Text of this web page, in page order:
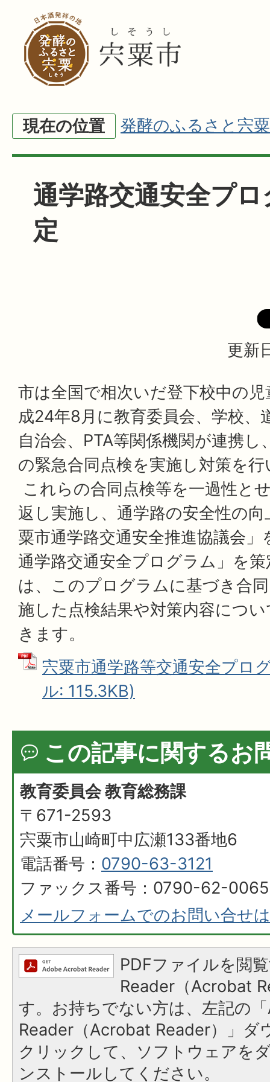
現在の位置 発酵のふるさと宍粟
通学路交通安全プ
定
更新
市は全国で相次いだ登下校中の
成24年8月に教育委員会、学校、
自治会、PTA等関係機関が連携し
の緊急合同点検を実施し対策を
これらの合同点検等を一過性と
返し実施し、通学路の安全性の
粟市通学路交通安全推進協議会
通学路交通安全プログラム」を
は、このプログラムに基づき合
施した点検結果や対策内容につ
きます。
宍粟市通学路等交通安全プロ
ル: 115.3KB)
この記事に関するお
教育委員会 教育総務課
〒671-2593
宍粟市山崎町中広瀬133番地6
電話番号： 0790-63-3121
ファックス番号：0790-62-0065
メールフォームでのお問い合せ
PDFファイルを閲
Reader（Acrobat
す。お持ちでない方は、左記の
Reader（Acrobat Reader）」ダ
クリックして、ソフトウェアを
ンストールしてください。